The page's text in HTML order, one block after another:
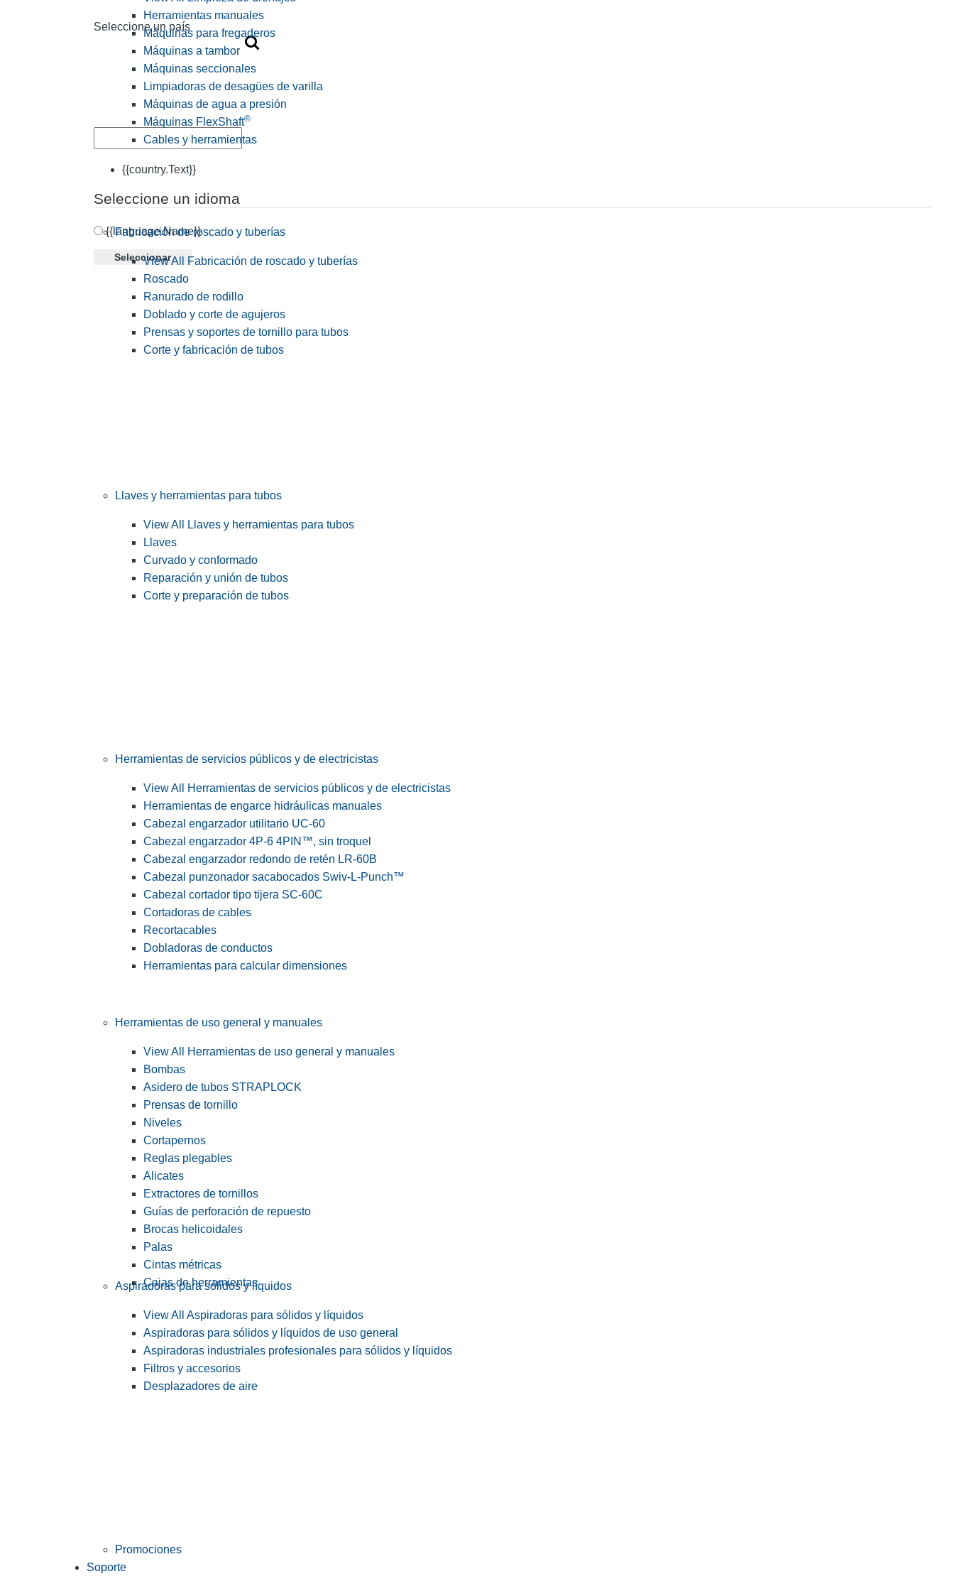
Seleccione un país
{{country.Text}}
Seleccione un idioma
{{language.Name}}
Seleccionar
Herramientas manuales
Máquinas para fregaderos
Máquinas a tambor
Máquinas seccionales
Limpiadoras de desagües de varilla
Máquinas de agua a presión
Máquinas FlexShaft®
Cables y herramientas
Fabricación de roscado y tuberías
View All Fabricación de roscado y tuberías
Roscado
Ranurado de rodillo
Doblado y corte de agujeros
Prensas y soportes de tornillo para tubos
Corte y fabricación de tubos
Llaves y herramientas para tubos
View All Llaves y herramientas para tubos
Llaves
Curvado y conformado
Reparación y unión de tubos
Corte y preparación de tubos
Herramientas de servicios públicos y de electricistas
View All Herramientas de servicios públicos y de electricistas
Herramientas de engarce hidráulicas manuales
Cabezal engarzador utilitario UC-60
Cabezal engarzador 4P-6 4PIN™, sin troquel
Cabezal engarzador redondo de retén LR-60B
Cabezal punzonador sacabocados Swiv-L-Punch™
Cabezal cortador tipo tijera SC-60C
Cortadoras de cables
Recortacables
Dobladoras de conductos
Herramientas para calcular dimensiones
Herramientas de uso general y manuales
View All Herramientas de uso general y manuales
Bombas
Asidero de tubos STRAPLOCK
Prensas de tornillo
Niveles
Cortapernos
Reglas plegables
Alicates
Extractores de tornillos
Guías de perforación de repuesto
Brocas helicoidales
Palas
Cintas métricas
Cajas de herramientas
Aspiradoras para sólidos y líquidos
View All Aspiradoras para sólidos y líquidos
Aspiradoras para sólidos y líquidos de uso general
Aspiradoras industriales profesionales para sólidos y líquidos
Filtros y accesorios
Desplazadores de aire
Promociones
Soporte